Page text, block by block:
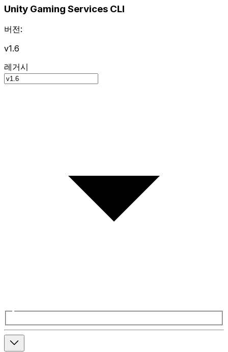
Unity Gaming Services CLI
버전:
v1.6
레거시